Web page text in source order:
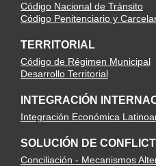
Código Nacional de Tránsito
Código Penitenciario y
TERRITORIAL
Código de Régimen Municipal
Desarrollo Territorial
INTEGRACIÓN
Integración Económica
SOLUCIÓN DE
Conciliación - Mecanismos